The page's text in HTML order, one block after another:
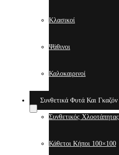
Κλασικοί
Ψάθινοι
Καλοκαιρινοί
Συνθετικά Φυτά Και Γκαζόν
Συνθετικός Χλοοτάπητας
Κάθετοι Κήποι 100×100